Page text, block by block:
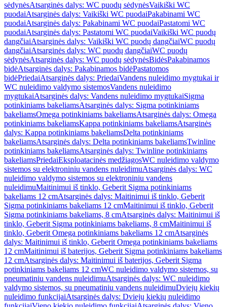
sėdynėsAtsarginės dalys: WC puodų sėdynėsVaikiški WC
puodaiAtsarginės dalys: Vaikiški WC puodaiPakabinami WC
puodaiAtsarginės dalys: Pakabinami WC puodaiPastatomi WC
puodaiAtsarginės dalys: Pastatomi WC puodaiVaikiški WC puodų
dangčiaiAtsarginės dalys: Vaikiški WC puodų dangčiaiWC puodų
dangčiaiAtsarginės dalys: WC puodų dangčiaiWC puodų
sėdynėsAtsarginės dalys: WC puodų sėdynėsBidėsPakabinamos
bidėAtsarginės dalys: Pakabinamos bidėPastatomos
bidėPriedaiAtsarginės dalys: PriedaiVandens nuleidimo mygtukai ir
WC nuleidimo valdymo sistemosVandens nuleidimo
mygtukaiAtsarginės dalys: Vandens nuleidimo mygtukaiSigma
potinkiniams bakeliamsAtsarginės dalys: Sigma potinkiniams
bakeliamsOmega potinkiniams bakeliamsAtsarginės dalys: Omega
potinkiniams bakeliamsKappa potinkiniams bakeliamsAtsarginės
dalys: Kappa potinkiniams bakeliamsDelta potinkiniams
bakeliamsAtsarginės dalys: Delta potinkiniams bakeliamsTwinline
potinkiniams bakeliamsAtsarginės dalys: Twinline potinkiniams
bakeliamsPriedaiEksploatacinės medžiagosWC nuleidimo valdymo
sistemos su elektroniniu vandens nuleidimuAtsarginės dalys: WC
nuleidimo valdymo sistemos su elektroniniu vandens
nuleidimuMaitinimui iš tinklo, Geberit Sigma potinkiniams
bakeliams 12 cmAtsarginės dalys: Maitinimui iš tinklo, Geberit
Sigma potinkiniams bakeliams 12 cmMaitinimui iš tinklo, Geberit
Sigma potinkiniams bakeliams, 8 cmAtsarginės dalys: Maitinimui iš
tinklo, Geberit Sigma potinkiniams bakeliams, 8 cmMaitinimui iš
tinklo, Geberit Omega potinkiniams bakeliams 12 cmAtsarginės
dalys: Maitinimui iš tinklo, Geberit Omega potinkiniams bakeliams
12 cmMaitinimui iš baterijos, Geberit Sigma potinkiniams bakeliams
12 cmAtsarginės dalys: Maitinimui iš baterijos, Geberit Sigma
potinkiniams bakeliams 12 cmWC nuleidimo valdymo sistemos, su
pneumatiniu vandens nuleidimuAtsarginės dalys: WC nuleidimo
valdymo sistemos, su pneumatiniu vandens nuleidimuDviejų kiekių
nuleidimo funkcijaiAtsarginės dalys: Dviejų kiekių nuleidimo